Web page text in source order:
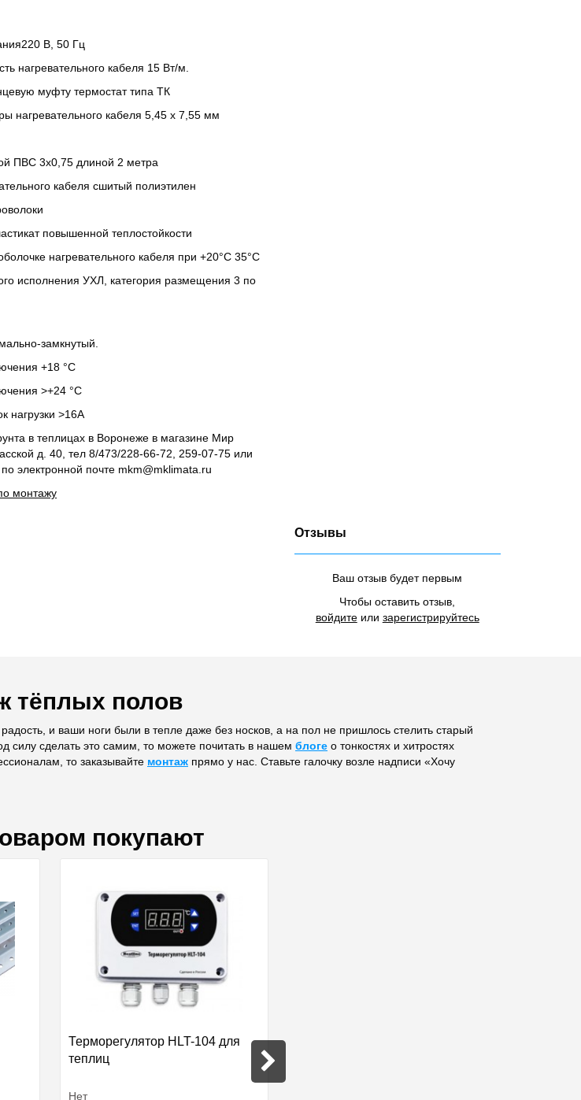
В, 50 Гц
нагревательного кабеля 15 Вт/м.
муфту термостат типа ТК
нагревательного кабеля 5,45 х 7,55 мм
ПВС 3х0,75 длиной 2 метра
кабеля сшитый полиэтилен
повышенной теплостойкости
нагревательного кабеля при +20°С 35°С
исполнения УХЛ, категория размещения 3 по
замкнутый.
+18 °С
>+24 °С
нагрузки >16А
в теплицах в Воронеже в магазине Мир
д. 40, тел 8/473/228-66-72, 259-07-75 или
по электронной почте mkm@mklimata.ru
монтажу
Отзывы
Ваш отзыв будет первым
Чтобы оставить отзыв,
войдитеили зарегистрируйтесь
тёплых полов
и ваши ноги были в тепле даже без носков, а на пол не пришлось стелить старый
силу сделать это самим, то можете почитать в нашем блоге о тонкостях и хитростях
то заказывайте монтаж прямо у нас. Ставьте галочку возле надписи «Хочу
покупают
Терморегулятор HLT-104 для
теплиц
Нет